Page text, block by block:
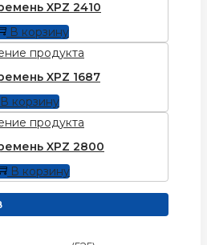
XPZ 2410
В корзину
XPZ 1687
В корзину
XPZ 2800
В корзину